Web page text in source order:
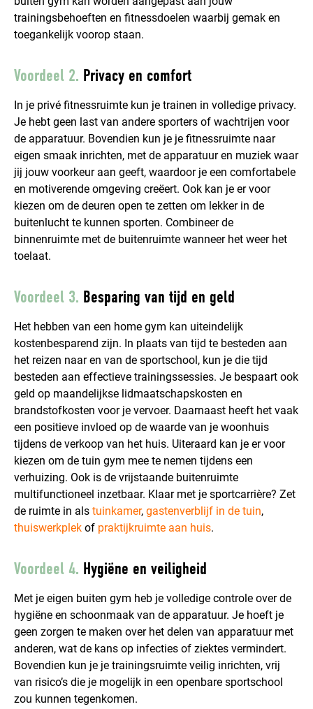
trainingsbehoeften en fitnessdoelen waarbij gemak en
toegankelijk voorop staan.
Voordeel 2. Privacy en comfort
In je privé fitnessruimte kun je trainen in volledige privacy.
Je hebt geen last van andere sporters of wachtrijen voor
de apparatuur. Bovendien kun je je fitnessruimte naar
eigen smaak inrichten, met de apparatuur en muziek waar
jij jouw voorkeur aan geeft, waardoor je een comfortabele
en motiverende omgeving creëert. Ook kan je er voor
kiezen om de deuren open te zetten om lekker in de
buitenlucht te kunnen sporten. Combineer de
binnenruimte met de buitenruimte wanneer het weer het
toelaat.
Voordeel 3. Besparing van tijd en geld
Het hebben van een home gym kan uiteindelijk
kostenbesparend zijn. In plaats van tijd te besteden aan
het reizen naar en van de sportschool, kun je die tijd
besteden aan effectieve trainingssessies. Je bespaart ook
geld op maandelijkse lidmaatschapskosten en
brandstofkosten voor je vervoer. Daarnaast heeft het vaak
een positieve invloed op de waarde van je woonhuis
tijdens de verkoop van het huis. Uiteraard kan je er voor
kiezen om de tuin gym mee te nemen tijdens een
verhuizing. Ook is de vrijstaande buitenruimte
multifunctioneel inzetbaar. Klaar met je sportcarrière? Zet
de ruimte in als tuinkamer, gastenverblijf in de tuin,
thuiswerkplek of praktijkruimte aan huis.
Voordeel 4. Hygiëne en veiligheid
Met je eigen buiten gym heb je volledige controle over de
hygiëne en schoonmaak van de apparatuur. Je hoeft je
geen zorgen te maken over het delen van apparatuur met
anderen, wat de kans op infecties of ziektes vermindert.
Bovendien kun je je trainingsruimte veilig inrichten, vrij
van risico’s die je mogelijk in een openbare sportschool
zou kunnen tegenkomen.